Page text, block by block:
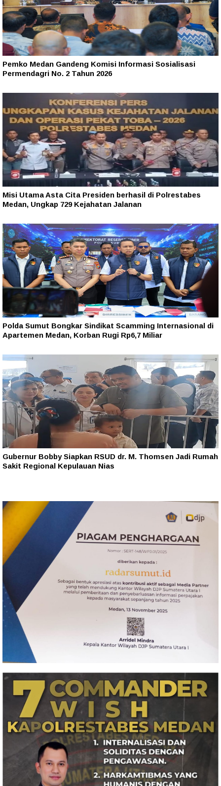
Pemko Medan Gandeng Komisi Informasi Sosialisasi
Permendagri No. 2 Tahun 2026
Misi Utama Asta Cita Presiden berhasil di Polrestabes
Medan, Ungkap 729 Kejahatan Jalanan
Polda Sumut Bongkar Sindikat Scamming Internasional di
Apartemen Medan, Korban Rugi Rp6,7 Miliar
Gubernur Bobby Siapkan RSUD dr. M. Thomsen Jadi Rumah
Sakit Regional Kepulauan Nias